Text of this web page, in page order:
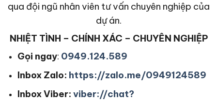
qua đội ngũ nhân viên tư vấn chuyên nghiệp của
dự án.
NHIỆT TÌNH – CHÍNH XÁC – CHUYÊN NGHIỆP
Gọi ngay: 0949.124.589
Inbox Zalo: https://zalo.me/0949124589
Inbox Viber: viber://chat?